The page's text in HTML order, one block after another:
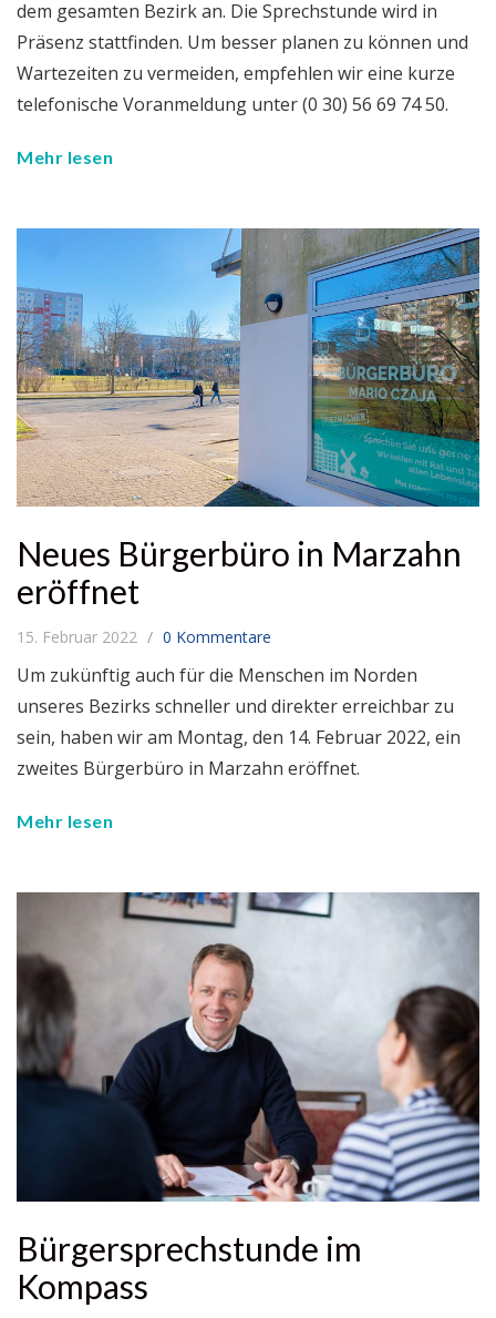
dem gesamten Bezirk an. Die Sprechstunde wird in
Präsenz stattfinden. Um besser planen zu können und
Wartezeiten zu vermeiden, empfehlen wir eine kurze
telefonische Voranmeldung unter (0 30) 56 69 74 50.
Mehr lesen
Neues Bürgerbüro in Marzahn
eröffnet
15. Februar 2022 0 Kommentare
Um zukünftig auch für die Menschen im Norden
unseres Bezirks schneller und direkter erreichbar zu
sein, haben wir am Montag, den 14. Februar 2022, ein
zweites Bürgerbüro in Marzahn eröffnet.
Mehr lesen
Bürgersprechstunde im
Kompass